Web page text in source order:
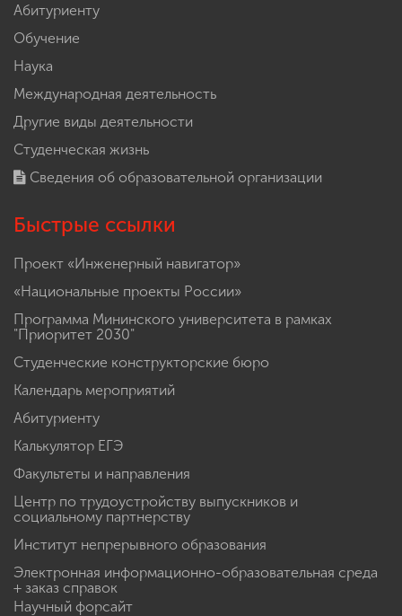
Абитуриенту
Обучение
Наука
Международная деятельность
Другие виды деятельности
Студенческая жизнь
Сведения об образовательной организации
Быстрые ссылки
Проект «Инженерный навигатор»
«Национальные проекты России»
Программа Мининского университета в рамках
"Приоритет 2030"
Студенческие конструкторские бюро
Календарь мероприятий
Абитуриенту
Калькулятор ЕГЭ
Факультеты и направления
Центр по трудоустройству выпускников и
социальному партнерству
Институт непрерывного образования
Электронная информационно-образовательная среда
+ заказ справок
Научный форсайт